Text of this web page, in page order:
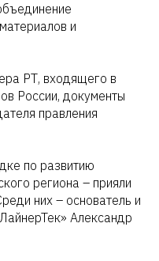
и
РТ, входящего в
России, документы
правления
по развитию
региона – прияли
них – основатель и
Александр